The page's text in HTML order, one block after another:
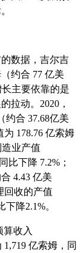
数据，吉尔吉
约合 77 亿美
主要依靠的是
拉动。2020，
约合 37.68亿美
178.76 亿索姆
造业产值
比下降 7.2%；
4.43 亿美
回收的产值
降2.1%。
收入
亿索姆，同